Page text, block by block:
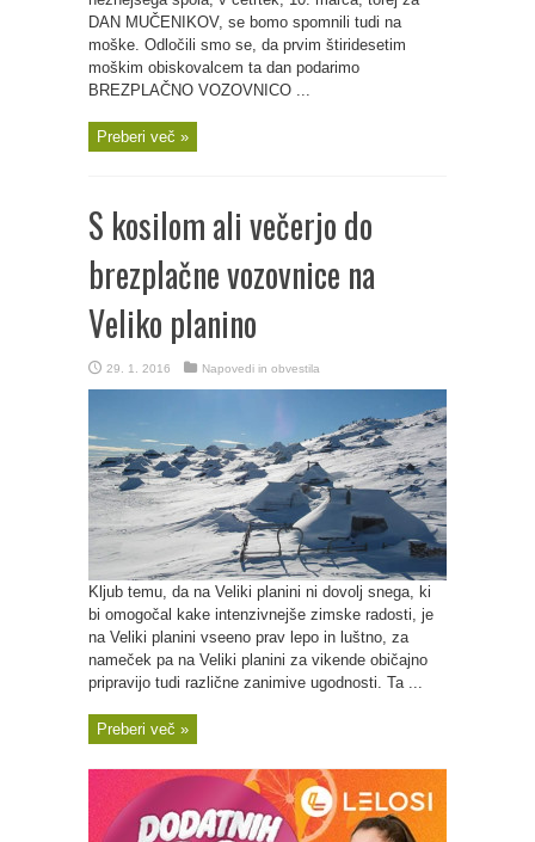
DAN MUČENIKOV, se bomo spomnili tudi na
moške. Odločili smo se, da prvim štiridesetim
moškim obiskovalcem ta dan podarimo
BREZPLAČNO VOZOVNICO ...
Preberi več »
S kosilom ali večerjo do
brezplačne vozovnice na
Veliko planino
29. 1. 2016 Napovedi in obvestila
Kljub temu, da na Veliki planini ni dovolj snega, ki
bi omogočal kake intenzivnejše zimske radosti, je
na Veliki planini vseeno prav lepo in luštno, za
nameček pa na Veliki planini za vikende običajno
pripravijo tudi različne zanimive ugodnosti. Ta ...
Preberi več »